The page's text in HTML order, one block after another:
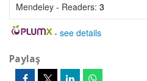
Mendeley - Readers: 3
- see details
Paylaş